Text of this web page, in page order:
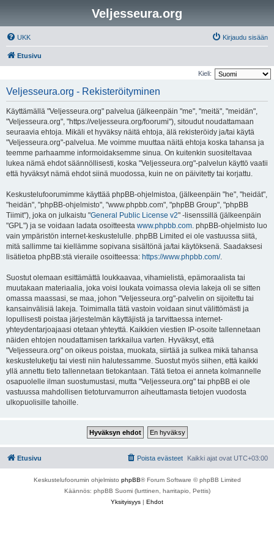
Veljesseura.org
UKK Kirjaudu sisään
Etusivu
Kieli:
Veljesseura.org - Rekisteröityminen
Käyttämällä "Veljesseura.org" palvelua (jälkeenpäin "me", "meitä", "meidän",
"Veljesseura.org", "https://veljesseura.org/foorumi"), sitoudut noudattamaan
seuraavia ehtoja. Mikäli et hyväksy näitä ehtoja, älä rekisteröidy ja/tai käytä
"Veljesseura.org"-palvelua. Me voimme muuttaa näitä ehtoja koska tahansa ja
teemme parhaamme informoidaksemme sinua. On kuitenkin suositeltavaa
lukea nämä ehdot säännöllisesti, koska "Veljesseura.org"-palvelun käyttö vaatii
että hyväksyt nämä ehdot siinä muodossa, kuin ne on päivitetty tai korjattu.
Keskustelufoorumimme käyttää phpBB-ohjelmistoa, (jälkeenpäin "he", "heidät",
"heidän", "phpBB-ohjelmisto", "www.phpbb.com", "phpBB Group", "phpBB
Tiimit"), joka on julkaistu "General Public License v2" -lisenssillä (jälkeenpäin
"GPL") ja se voidaan ladata osoitteesta www.phpbb.com. phpBB-ohjelmisto luo
vain ympäristön internet-keskustelulle. phpBB Limited ei ole vastuussa siitä,
mitä sallimme tai kiellämme sopivana sisältönä ja/tai käytöksenä. Saadaksesi
lisätietoa phpBB:stä vieraile osoitteessa: https://www.phpbb.com/.
Suostut olemaan esittämättä loukkaavaa, vihamielistä, epämoraalista tai
muutakaan materiaalia, joka voisi loukata voimassa olevia lakeja oli se sitten
omassa maassasi, se maa, johon "Veljesseura.org"-palvelin on sijoitettu tai
kansainvälisiä lakeja. Toimimalla tätä vastoin voidaan sinut välittömästi ja
lopullisesti poistaa järjestelmän käyttäjistä ja tarvittaessa internet-
yhteydentarjoajaasi otetaan yhteyttä. Kaikkien viestien IP-osoite tallennetaan
näiden ehtojen noudattamisen tarkkailua varten. Hyväksyt, että
"Veljesseura.org" on oikeus poistaa, muokata, siirtää ja sulkea mikä tahansa
keskusteluketju tai viesti niin halutessamme. Suostut myös siihen, että kaikki
yllä annettu tieto tallennetaan tietokantaan. Tätä tietoa ei anneta kolmannelle
osapuolelle ilman suostumustasi, mutta "Veljesseura.org" tai phpBB ei ole
vastuussa mahdollisen tietoturvamurron aiheuttamasta tietojen vuodosta
ulkopuolisille tahoille.
Etusivu Kaikki ajat ovat UTC+03:00
Poista evästeet
Keskustelufoorumin ohjelmisto phpBB® Forum Software © phpBB Limited
Käännös: phpBB Suomi (lurttinen, harritapio, Pettis)
Yksityisyys | Ehdot